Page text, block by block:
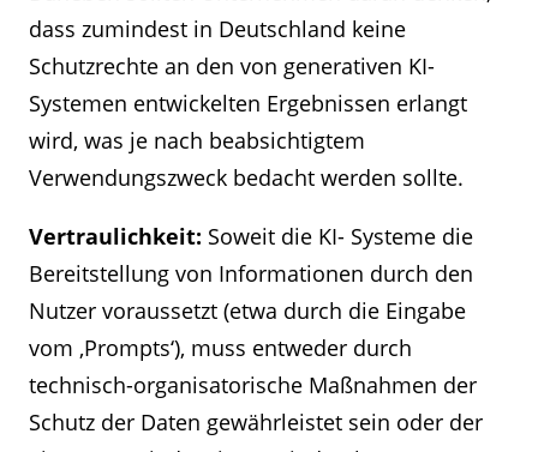
dass zumindest in Deutschland keine
Schutzrechte an den von generativen KI-
Systemen entwickelten Ergebnissen erlangt
wird, was je nach beabsichtigtem
Verwendungszweck bedacht werden sollte.
Vertraulichkeit: Soweit die KI- Systeme die
Bereitstellung von Informationen durch den
Nutzer voraussetzt (etwa durch die Eingabe
vom ‚Prompts‘), muss entweder durch
technisch-organisatorische Maßnahmen der
Schutz der Daten gewährleistet sein oder der